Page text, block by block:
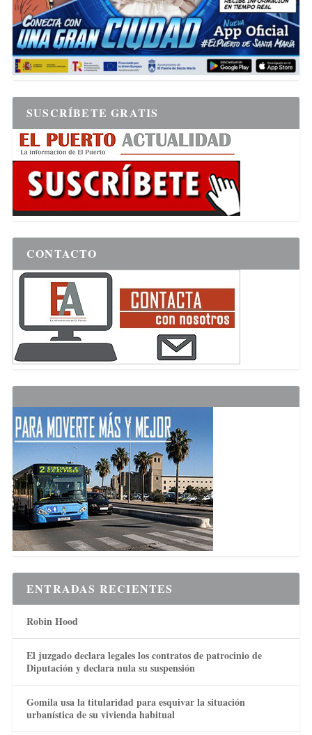
SUSCRÍBETE GRATIS
CONTACTO
ENTRADAS RECIENTES
Robin Hood
El juzgado declara legales los contratos de patrocinio de
Diputación y declara nula su suspensión
Gomila usa la titularidad para esquivar la situación
urbanística de su vivienda habitual